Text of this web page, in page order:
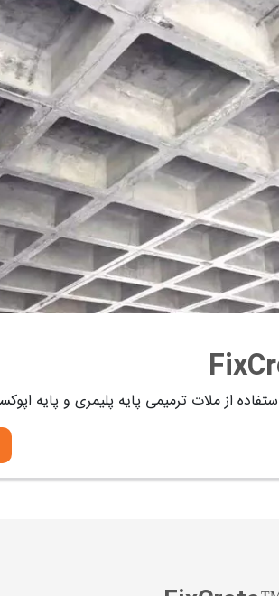
نیز به اندازه کافی تامین شود زمانی که
معنی که دیگر نیازی به نصب سقف‌های کاذب
سقف‌های وافل به وزن و جرم کم از ملات ترمیمی پایه پلیمری و پایه